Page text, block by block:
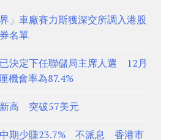
」車廠賽力斯獲深交所調入港股
名單
決定下任聯儲局主席人選 12月
機會率為87.4%
高 突破57美元
期少賺23.7% 不派息 香港市